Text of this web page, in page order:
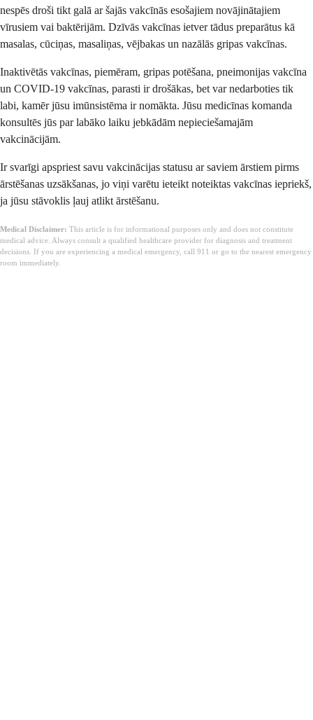
nespēs droši tikt galā ar šajās vakcīnās esošajiem novājinātajiem
vīrusiem vai baktērijām. Dzīvās vakcīnas ietver tādus preparātus kā
masalas, cūciņas, masaliņas, vējbakas un nazālās gripas vakcīnas.
Inaktivētās vakcīnas, piemēram, gripas potēšana, pneimonijas vakcīna
un COVID-19 vakcīnas, parasti ir drošākas, bet var nedarboties tik
labi, kamēr jūsu imūnsistēma ir nomākta. Jūsu medicīnas komanda
konsultēs jūs par labāko laiku jebkādām nepieciešamajām
vakcinācijām.
Ir svarīgi apspriest savu vakcinācijas statusu ar saviem ārstiem pirms
ārstēšanas uzsākšanas, jo viņi varētu ieteikt noteiktas vakcīnas iepriekš,
ja jūsu stāvoklis ļauj atlikt ārstēšanu.
Medical Disclaimer: This article is for informational purposes only and does not constitute
medical advice. Always consult a qualified healthcare provider for diagnosis and treatment
decisions. If you are experiencing a medical emergency, call 911 or go to the nearest emergency
room immediately.